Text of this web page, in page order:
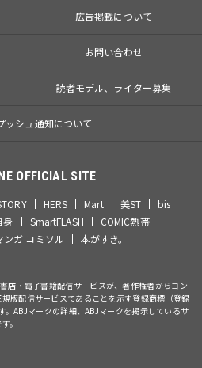
広告掲載について
お問い合わせ
読者モデル、ライター募集
ッシュ通知について
OFFICIAL SITE
HERS Mart 美ST
bis
身 SmartFLASH
COMIC熱帯
ンガ コミソル 本がすき。
店・電子書籍配信サービスが、著作権者からコン
版配信サービスであることを示す登録商標（登録
ABJマークの詳細、ABJマークを掲示しているサ
。